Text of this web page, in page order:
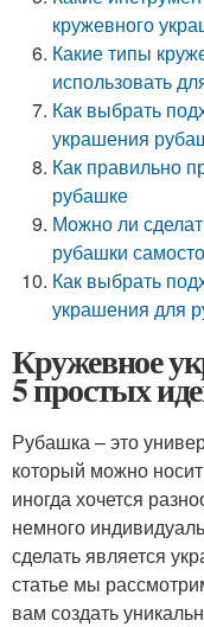
кружевного
Какие типы
использовать
Как выбрать
украшения
Как правильно
рубашке
Можно ли
рубашки
Как выбрать
украшения для
Кружевное
5 простых
Рубашка – это
который можно
иногда хочется
немного
сделать является
статье мы
вам создать